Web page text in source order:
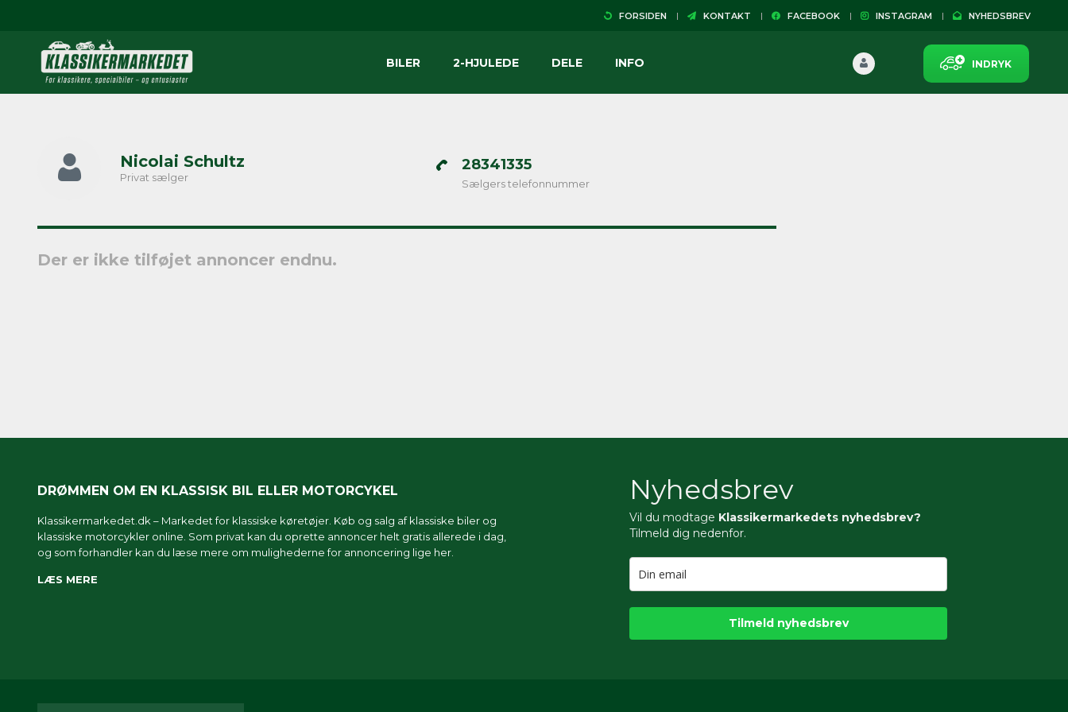
FORSIDEN KONTAKT FACEBOOK INSTAGRAM NYHEDSBREV
INDRYK
BILER 2-HJULEDE DELE INFO
Nicolai Schultz
Privat sælger
28341335
Sælgers telefonnummer
Der er ikke tilføjet annoncer endnu.
DRØMMEN OM EN KLASSISK BIL ELLER MOTORCYKEL
Klassikermarkedet.dk – Markedet for klassiske køretøjer. Køb og salg af klassiske biler og
klassiske motorcykler online. Som privat kan du oprette annoncer helt gratis allerede i dag,
og som forhandler kan du læse mere om mulighederne for annoncering lige her.
LÆS MERE
Nyhedsbrev
Vil du modtage Klassikermarkedets nyhedsbrev?
Tilmeld dig nedenfor.
Tilmeld nyhedsbrev